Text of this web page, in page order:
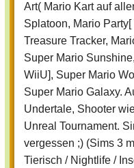
Art( Mario Kart auf
Splatoon, Mario
Treasure Tracker,
Super Mario
WiiU], Super Mario
Super Mario Galaxy.
Undertale, Shooter
Unreal Tournament.
vergessen ;) (Sims 3
Tierisch / Nightlife /